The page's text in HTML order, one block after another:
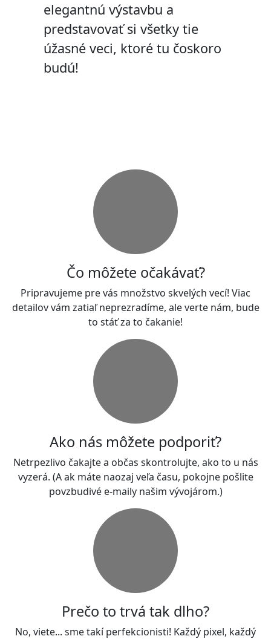
elegantnú výstavbu a
predstavovať si všetky tie
úžasné veci, ktoré tu čoskoro
budú!
Čo môžete očakávať?
Pripravujeme pre vás množstvo skvelých vecí! Viac
detailov vám zatiaľ neprezradíme, ale verte nám, bude
to stáť za to čakanie!
Ako nás môžete podporiť?
Netrpezlivo čakajte a občas skontrolujte, ako to u nás
vyzerá. (A ak máte naozaj veľa času, pokojne pošlite
povzbudivé e-maily našim vývojárom.)
Prečo to trvá tak dlho?
No, viete... sme takí perfekcionisti! Každý pixel, každý